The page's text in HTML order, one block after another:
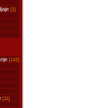
[1]
[142]
[11]